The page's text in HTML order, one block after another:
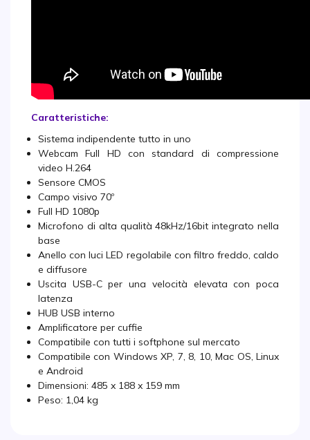
Caratteristiche:
Sistema indipendente tutto in uno
Webcam Full HD con standard di compressione
video H.264
Sensore CMOS
Campo visivo 70º
Full HD 1080p
Microfono di alta qualità 48kHz/16bit integrato nella
base
Anello con luci LED regolabile con filtro freddo, caldo
e diffusore
Uscita USB-C per una velocità elevata con poca
latenza
HUB USB interno
Amplificatore per cuffie
Compatibile con tutti i softphone sul mercato
Compatibile con Windows XP, 7, 8, 10, Mac OS, Linux
e Android
Dimensioni: 485 x 188 x 159 mm
Peso: 1,04 kg